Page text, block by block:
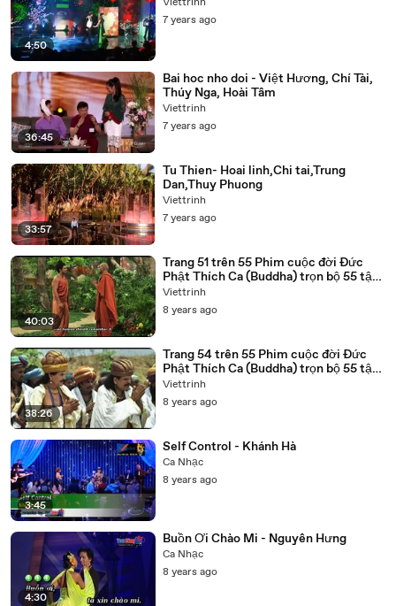
4:50
7 years ago
36:45
Bai hoc nho doi - Việt Hương, Chí Tài,
Thúy Nga, Hoài Tâm
Viettrinh
7 years ago
33:57
Tu Thien- Hoai linh,Chi tai,Trung
Dan,Thuy Phuong
Viettrinh
7 years ago
40:03
Trang 51 trên 55 Phim cuộc đời Đức
Phật Thích Ca (Buddha) trọn bộ 55 tập
lồng tiếng
Viettrinh
8 years ago
38:26
Trang 54 trên 55 Phim cuộc đời Đức
Phật Thích Ca (Buddha) trọn bộ 55 tập
lồng tiếng
Viettrinh
8 years ago
3:45
Self Control - Khánh Hà
Ca Nhạc
8 years ago
4:30
Buồn Ơi Chào Mi - Nguyên Hưng
Ca Nhạc
8 years ago